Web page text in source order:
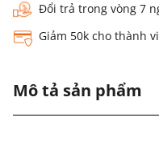
Đổi trả trong vòng 7
Giảm 50k cho thành
Mô tả sản phẩm